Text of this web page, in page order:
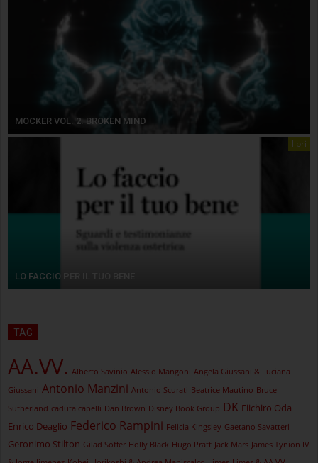
MOCKER VOL. 2. BROKEN MIND
libri
LO FACCIO PER IL TUO BENE
TAG
AA.VV. Alberto Savinio Alessio Mangoni Angela Giussani & Luciana
Giussani Antonio Manzini Antonio Scurati Beatrice Mautino Bruce
Sutherland caduta capelli Dan Brown Disney Book Group DK Eiichiro Oda
Enrico Deaglio Federico Rampini Felicia Kingsley Gaetano Savatteri
Geronimo Stilton Gilad Soffer Holly Black Hugo Pratt Jack Mars James Tynion IV